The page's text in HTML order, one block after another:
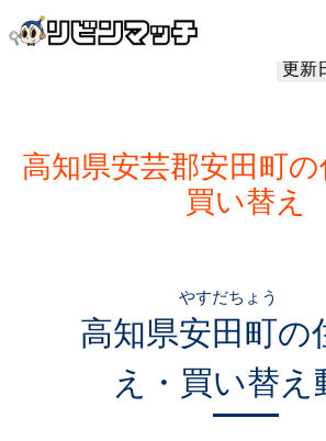
更新
高知県安芸郡安田町の
買い替え
高知県安田町
やすだちょう
の
え・買い替え